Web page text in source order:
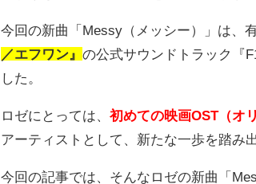
今回の新曲「Messy（メッシー）」は、
／エフワン』の公式サウンドトラック『
した。
ロゼにとっては、初めての映画OST（オ
アーティストとして、新たな一歩を踏み
今回の記事では、そんなロゼの新曲「